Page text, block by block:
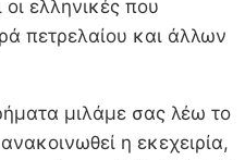
ελληνικές που
πετρελαίου και άλλων
μιλάμε σας λέω το
η εκεχειρία,